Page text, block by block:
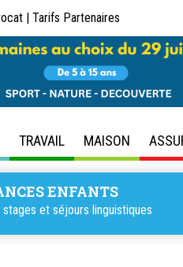
| Tarifs Partenaires
TRAVAIL MAISON
ENFANTS
stages et séjours linguistiques